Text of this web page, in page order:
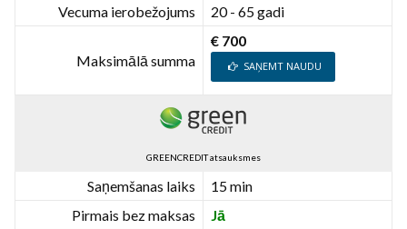
Vecuma ierobežojums
20 - 65 gadi
Maksimālā summa
€ 700
SAŅEMT NAUDU
GREENCREDIT atsauksmes
Saņemšanas laiks
15 min
Pirmais bez maksas
Jā